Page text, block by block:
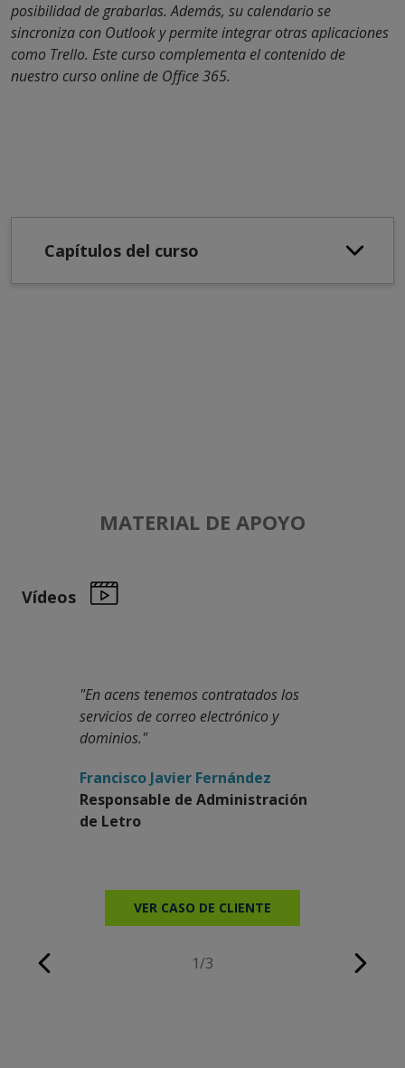
posibilidad de grabarlas. Además, su calendario se
sincroniza con Outlook y permite integrar otras aplicaciones
como Trello. Este curso complementa el contenido de
nuestro curso online de Office 365.
Capítulos del curso
MATERIAL DE APOYO
Vídeos
"En acens tenemos contratados los
servicios de correo electrónico y
dominios."
Francisco Javier Fernández
Responsable de Administración
de Letro
VER CASO DE CLIENTE
1/3